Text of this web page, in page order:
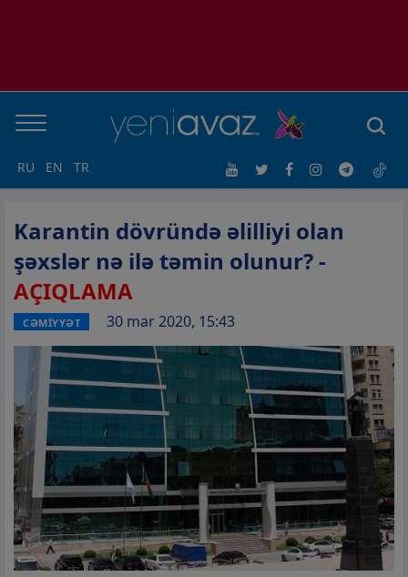
RU EN TR
Karantin dövründə əlilliyi olan
şəxslər nə ilə təmin olunur? -
AÇIQLAMA
CƏMİYYƏT 30 mar 2020, 15:43